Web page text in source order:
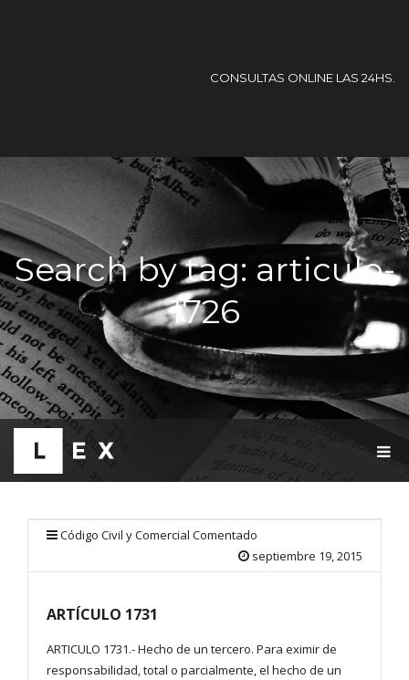
CONSULTAS ONLINE LAS 24HS.
Search by tag: articulo-
1726
G
Código Civil y Comercial Comentado
septiembre 19, 2015
ARTÍCULO 1731
ARTICULO 1731.- Hecho de un tercero. Para eximir de
responsabilidad, total o parcialmente, el hecho de un